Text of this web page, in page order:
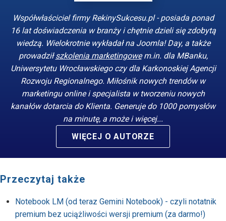
Współwłaściciel firmy RekinySukcesu.pl - posiada ponad
16 lat doświadczenia w branży i chętnie dzieli się zdobytą
wiedzą. Wielokrotnie wykładał na Joomla! Day, a także
prowadziłszkolenia marketingowem.in. dla MBanku,
Uniwersytetu Wrocławskiego czy dla Karkonoskiej Agencji
Rozwoju Regionalnego. Miłośnik nowych trendów w
marketingu online i specjalista w tworzeniu nowych
kanałów dotarcia do Klienta. Generuje do 1000 pomysłów
na minutę, a może i więcej...
WIĘCEJ O AUTORZE
Przeczytaj także
Notebook LM (od teraz Gemini Notebook) - czyli notatnik
premium bez uciążliwości wersji premium (za darmo!)